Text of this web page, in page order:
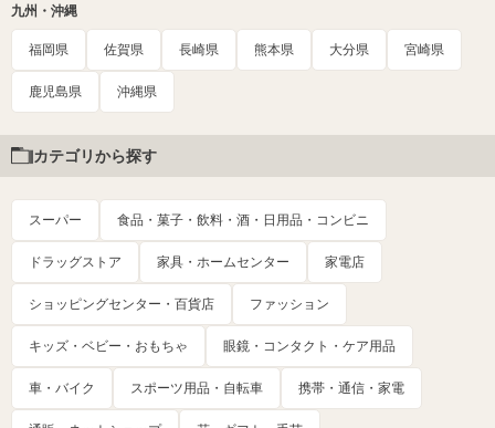
九州・沖縄
福岡県 佐賀県 長崎県 熊本県 大分県 宮崎県
鹿児島県 沖縄県
カテゴリから探す
スーパー 食品・菓子・飲料・酒・日用品・コンビニ
ドラッグストア 家具・ホームセンター 家電店
ショッピングセンター・百貨店 ファッション
キッズ・ベビー・おもちゃ 眼鏡・コンタクト・ケア用品
車・バイク スポーツ用品・自転車 携帯・通信・家電